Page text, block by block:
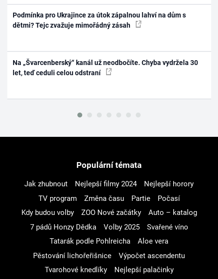
Podmínka pro Ukrajince za útok zápalnou lahví na dům s
dětmi? Tejc zvažuje mimořádný zásah
Na „Švarcenberský“ kanál už neodbočíte. Chyba vydržela 30
let, teď ceduli celou odstraní
Populární témata
Jak zhubnout Nejlepší filmy 2024
Nejlepší horory
TV program
Změna času Partie
Počasí
Kdy budou volby
ZOO Nové začátky
Auto – katalog
7 pádů Honzy Dědka
Volby 2025
Svařené víno
Tatarák podle Pohlreicha
Aloe vera
Pěstování lichořeřišnice
Výpočet ascendentu
Tvarohové knedlíky
Nejlepší palačinky